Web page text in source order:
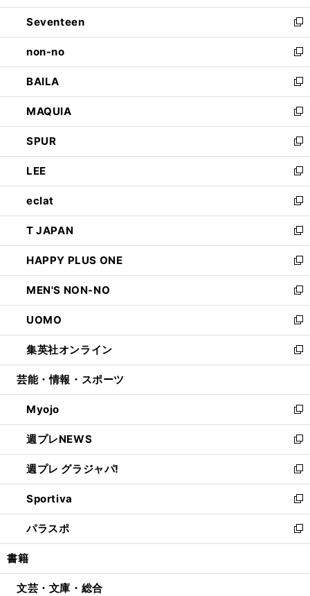
開
く
ウ
で
開
く
ン
ド
ウ
で
開
く
Seventeen
新
し
い
ウ
ィ
ン
ド
ウ
で
開
く
non-no
新
し
い
ウ
ィ
ン
ド
ウ
で
開
く
BAILA
新
し
い
ウ
ィ
ン
ド
ウ
で
開
く
MAQUIA
新
し
い
ウ
ィ
ン
ド
ウ
で
開
く
SPUR
新
し
い
ウ
ィ
ン
ド
ウ
で
開
く
LEE
新
し
い
ウ
ィ
ン
ド
ウ
で
開
く
eclat
新
し
い
ウ
ィ
ン
ド
ウ
で
開
く
T JAPAN
新
し
い
ウ
ィ
ン
ド
ウ
で
開
HAPPY PLUS ONE
新
し
い
ウ
ィ
ン
ド
ウ
開
く
MEN'S NON-NO
新
し
い
ウ
ィ
ン
ウ
で
開
く
UOMO
新
し
い
ウ
ン
ド
ウ
で
開
く
集英社オンライン
新
し
ウ
ィ
ン
ド
ウ
で
開
く
芸能・情報・スポーツ
Myojo
新
し
い
ウ
ィ
ン
ド
ウ
で
開
週プレNEWS
新
し
い
ウ
ィ
ン
ド
ウ
開
週プレ グラジャパ!
新
し
い
ウ
ィ
ン
ウ
Sportiva
新
し
い
ウ
ン
パラスポ
新
し
ウ
書籍
文芸・文庫・総合